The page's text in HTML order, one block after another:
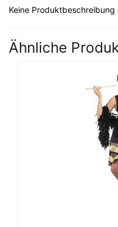
Keine Produktbeschreibung
Ähnliche